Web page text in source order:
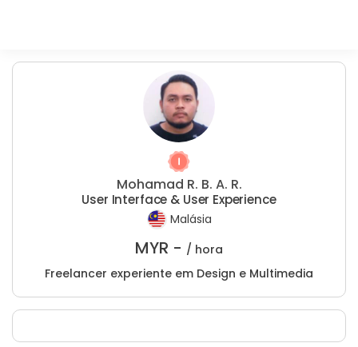
Mohamad R. B. A. R.
User Interface & User Experience
Malásia
MYR - / hora
Freelancer experiente em Design e Multimedia